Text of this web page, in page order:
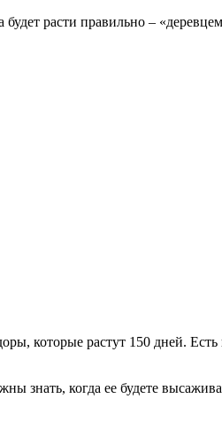
расти правильно –
которые растут 150 дней.
знать, когда ее будете